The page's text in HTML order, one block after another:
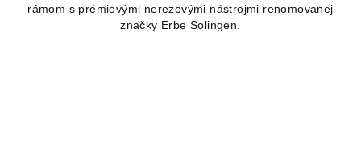
rámom s prémiovými nerezovými nástrojmi renomovanej
značky Erbe Solingen.